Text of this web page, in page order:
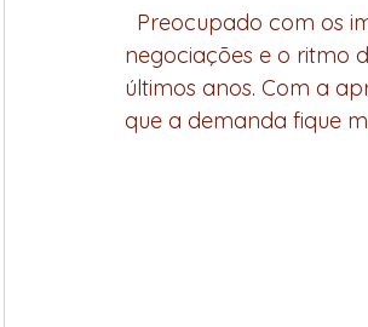
negociações e o ritmo
últimos anos. Com a
que a demanda fique